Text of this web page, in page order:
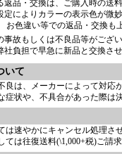
返品・交換は、ご購入時の送
によりカラーの表示色が微
お色違い等での返品・交換も
事故もしくは不良品等がござ
負担で早急に新品と交換させ
いて
良は、メーカーによって対応
症状や、不具合があった際は
は速やかにキャンセル処理さ
は往復送料(\1,000+税)ご請